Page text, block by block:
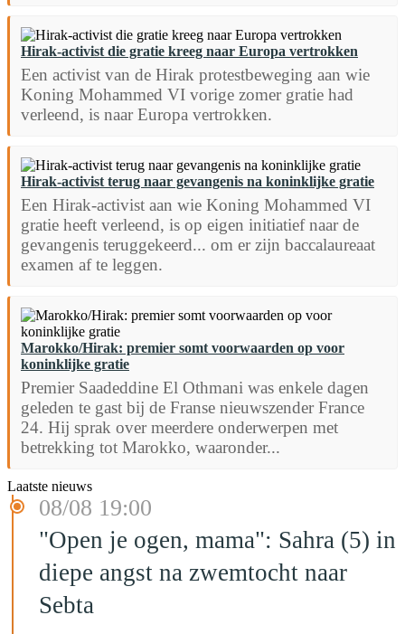
Hirak-activist die gratie kreeg naar Europa vertrokken
Een activist van de Hirak protestbeweging aan wie
Koning Mohammed VI vorige zomer gratie had
verleend, is naar Europa vertrokken.
Hirak-activist terug naar gevangenis na koninklijke gratie
Een Hirak-activist aan wie Koning Mohammed VI
gratie heeft verleend, is op eigen initiatief naar de
gevangenis teruggekeerd... om er zijn baccalaureaat
examen af te leggen.
Marokko/Hirak: premier somt voorwaarden op voor
koninklijke gratie
Premier Saadeddine El Othmani was enkele dagen
geleden te gast bij de Franse nieuwszender France
24. Hij sprak over meerdere onderwerpen met
betrekking tot Marokko, waaronder...
Laatste nieuws
08/08 19:00
"Open je ogen, mama": Sahra (5) in
diepe angst na zwemtocht naar
Sebta